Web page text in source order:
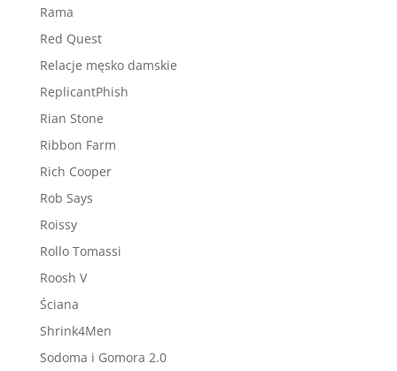
Rama
Red Quest
Relacje męsko damskie
ReplicantPhish
Rian Stone
Ribbon Farm
Rich Cooper
Rob Says
Roissy
Rollo Tomassi
Roosh V
Ściana
Shrink4Men
Sodoma i Gomora 2.0